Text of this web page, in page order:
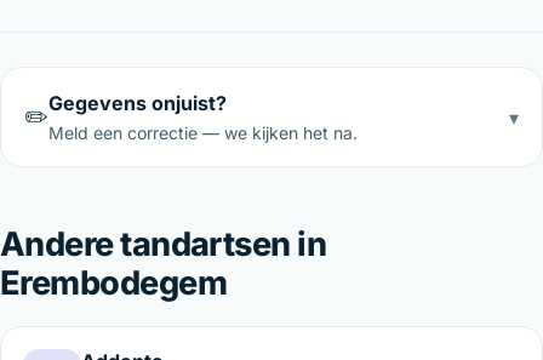
✏️Gegevens onjuist?
Meld een correctie — we kijken het na.
▾
Andere tandartsen in
Erembodegem